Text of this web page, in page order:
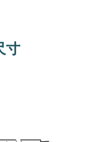
寸